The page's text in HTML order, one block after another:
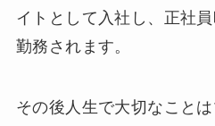
イトとして入社し、正社
勤務されます。
その後人生で大切なこと